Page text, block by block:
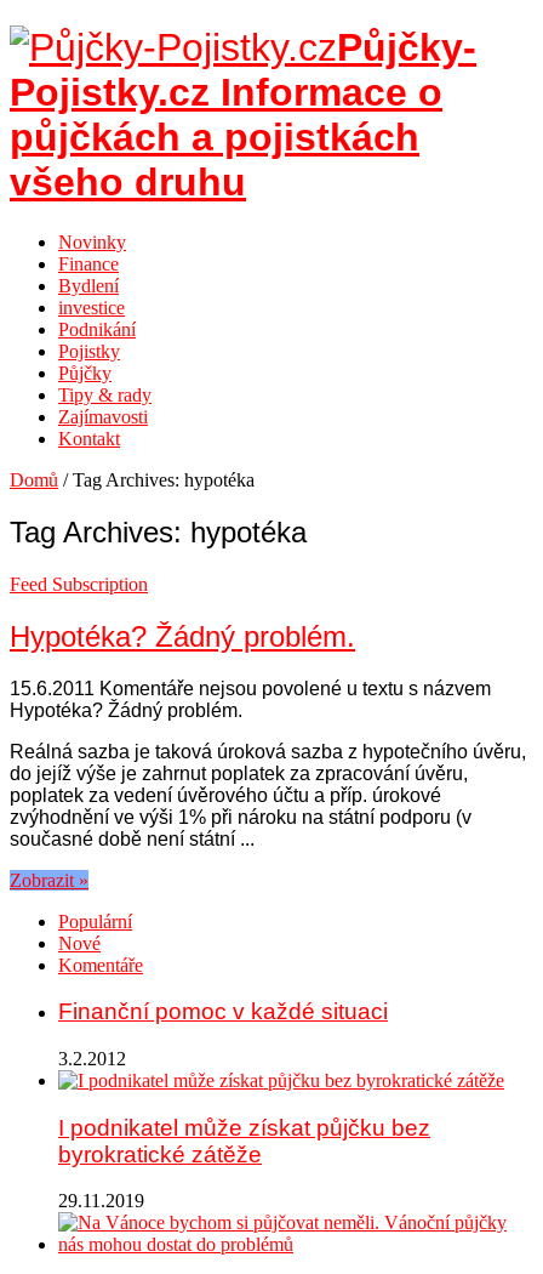
Půjčky-
Pojistky.cz Informace o
půjčkách a pojistkách
všeho druhu
Novinky
Finance
Bydlení
investice
Podnikání
Pojistky
Půjčky
Tipy & rady
Zajímavosti
Kontakt
Domů /Tag Archives: hypotéka
Tag Archives: hypotéka
Feed Subscription
Hypotéka? Žádný problém.
15.6.2011 Komentáře nejsou povolené u textu s názvem
Hypotéka? Žádný problém.
Reálná sazba je taková úroková sazba z hypotečního úvěru,
do jejíž výše je zahrnut poplatek za zpracování úvěru,
poplatek za vedení úvěrového účtu a příp. úrokové
zvýhodnění ve výši 1% při nároku na státní podporu (v
současné době není státní ...
Zobrazit »
Populární
Nové
Komentáře
Finanční pomoc v každé situaci
3.2.2012
I podnikatel může získat půjčku bez
byrokratické zátěže
29.11.2019